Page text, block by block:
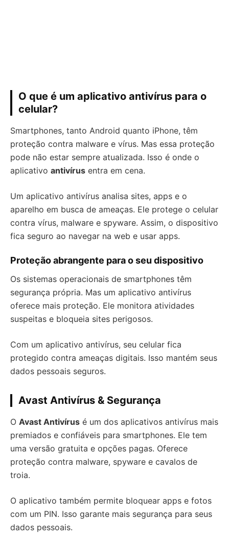
O que é um aplicativo antivírus para o
celular?
Smartphones, tanto Android quanto iPhone, têm
proteção contra malware e vírus. Mas essa proteção
pode não estar sempre atualizada. Isso é onde o
aplicativo antivírus entra em cena.
Um aplicativo antivírus analisa sites, apps e o
aparelho em busca de ameaças. Ele protege o celular
contra vírus, malware e spyware. Assim, o dispositivo
fica seguro ao navegar na web e usar apps.
Proteção abrangente para o seu dispositivo
Os sistemas operacionais de smartphones têm
segurança própria. Mas um aplicativo antivírus
oferece mais proteção. Ele monitora atividades
suspeitas e bloqueia sites perigosos.
Com um aplicativo antivírus, seu celular fica
protegido contra ameaças digitais. Isso mantém seus
dados pessoais seguros.
Avast Antivírus & Segurança
O Avast Antivírus é um dos aplicativos antivírus mais
premiados e confiáveis para smartphones. Ele tem
uma versão gratuita e opções pagas. Oferece
proteção contra malware, spyware e cavalos de
troia.
O aplicativo também permite bloquear apps e fotos
com um PIN. Isso garante mais segurança para seus
dados pessoais.